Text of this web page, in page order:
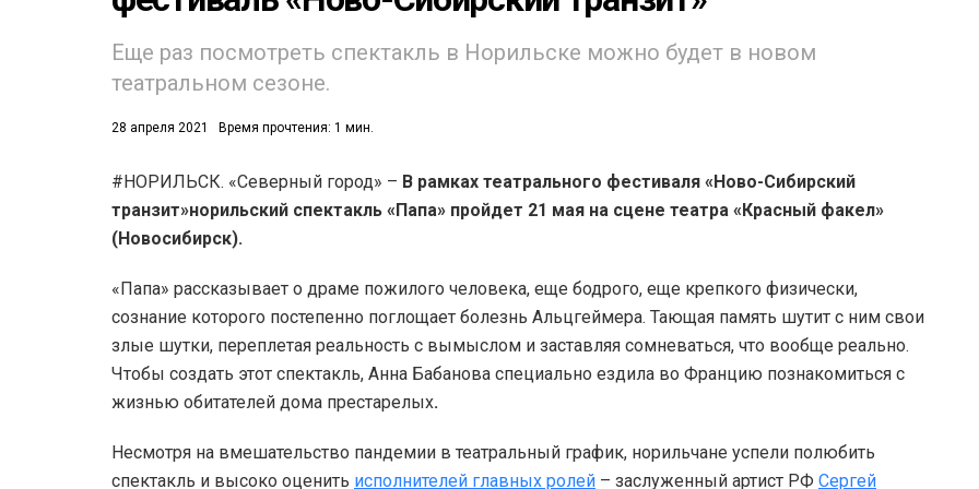
Еще раз посмотреть спектакль в Норильске можно будет в новом
театральном сезоне.
28 апреля 2021 Время прочтения: 1 мин.
#НОРИЛЬСК. «Северный город» – В рамках театрального фестиваля «Ново-Сибирский
транзит»норильский спектакль «Папа» пройдет 21 мая на сцене театра «Красный факел»
(Новосибирск).
«Папа» рассказывает о драме пожилого человека, еще бодрого, еще крепкого физически,
сознание которого постепенно поглощает болезнь Альцгеймера. Тающая память шутит с ним свои
злые шутки, переплетая реальность с вымыслом и заставляя сомневаться, что вообще реально.
Чтобы создать этот спектакль, Анна Бабанова специально ездила во Францию познакомиться с
жизнью обитателей дома престарелых.
Несмотря на вмешательство пандемии в театральный график, норильчане успели полюбить
спектакль и высоко оценить исполнителей главных ролей – заслуженный артист РФ Сергей